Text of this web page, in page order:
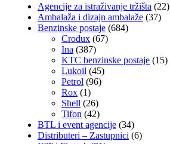
Agencije za istraživanje tržišta (22)
Ambalaža i dizajn ambalaže (37)
Benzinske postaje (684)
Crodux (67)
Ina (387)
KTC benzinske postaje (15)
Lukoil (45)
Petrol (96)
Rox (1)
Shell (26)
Tifon (42)
BTL i event agencije (34)
Distributeri – Zastupnici (6)